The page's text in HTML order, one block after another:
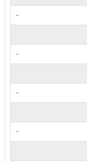
－
－
－
－